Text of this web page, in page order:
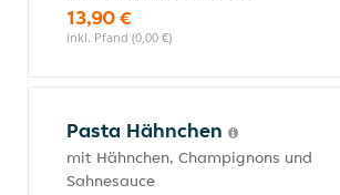
13,90 €
inkl. Pfand (0,00 €)
Pasta Hähnchen
mit Hähnchen, Champignons und
Sahnesauce